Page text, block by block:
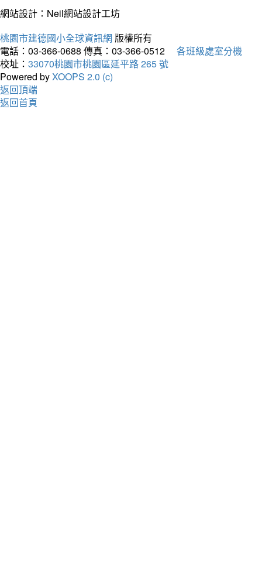
網站設計：Neil網站設計工坊
桃園市建德國小全球資訊網 版權所有
電話：03-366-0688 傳真：03-366-0512
各班級處室分機
校址： 33070桃園市桃園區延平路 265 號
Powered byXOOPS 2.0 (c)
返回頂端
返回首頁